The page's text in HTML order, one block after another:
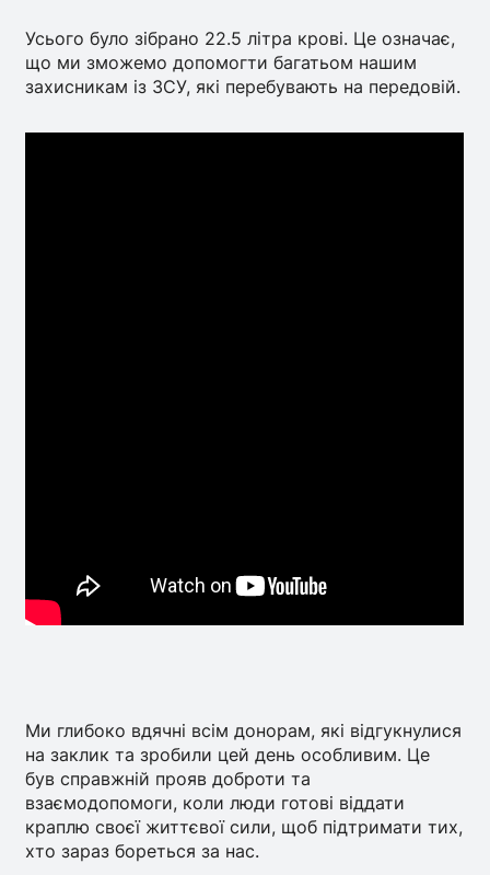
Усього було зібрано 22.5 літра крові. Це означає,
що ми зможемо допомогти багатьом нашим
захисникам із ЗСУ, які перебувають на передовій.
Ми глибоко вдячні всім донорам, які відгукнулися
на заклик та зробили цей день особливим. Це
був справжній прояв доброти та
взаємодопомоги, коли люди готові віддати
краплю своєї життєвої сили, щоб підтримати тих,
хто зараз бореться за нас.